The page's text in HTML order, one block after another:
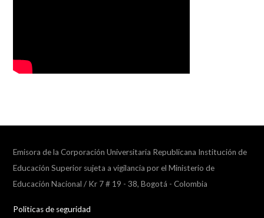
Emisora de la Corporación Universitaria Republicana Institución de
Educación Superior sujeta a vigilancia por el Ministerio de
Educación Nacional / Kr 7 # 19 - 38, Bogotá - Colombia
Politicas de seguridad